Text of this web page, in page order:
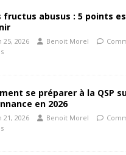
fructus abusus : 5 points
25, 2026 Benoit Morel
se préparer à la QSP
en 2026
21, 2026 Benoit Morel